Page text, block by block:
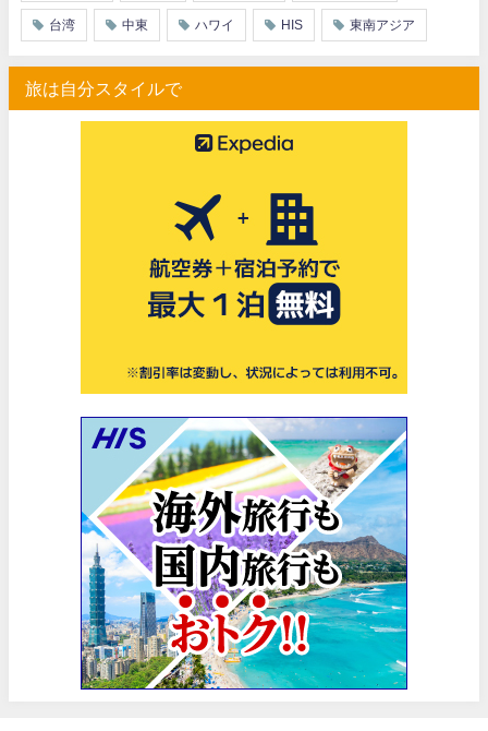
台湾 中東 ハワイ HIS 東南アジア
旅は自分スタイルで